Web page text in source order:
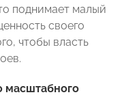
поднимает малый
своего
чтобы власть
масштабного